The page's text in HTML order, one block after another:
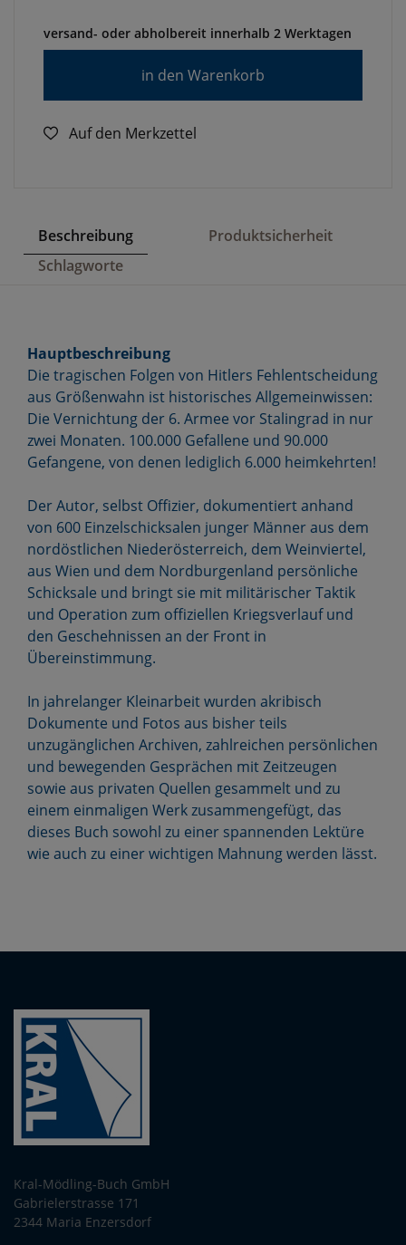
versand- oder abholbereit innerhalb 2 Werktagen
in den Warenkorb
Auf den Merkzettel
Beschreibung
Produktsicherheit
Schlagworte
Hauptbeschreibung
Die tragischen Folgen von Hitlers Fehlentscheidung
aus Größenwahn ist historisches Allgemeinwissen:
Die Vernichtung der 6. Armee vor Stalingrad in nur
zwei Monaten. 100.000 Gefallene und 90.000
Gefangene, von denen lediglich 6.000 heimkehrten!
Der Autor, selbst Offizier, dokumentiert anhand
von 600 Einzelschicksalen junger Männer aus dem
nordöstlichen Niederösterreich, dem Weinviertel,
aus Wien und dem Nordburgenland persönliche
Schicksale und bringt sie mit militärischer Taktik
und Operation zum offiziellen Kriegsverlauf und
den Geschehnissen an der Front in
Übereinstimmung.
In jahrelanger Kleinarbeit wurden akribisch
Dokumente und Fotos aus bisher teils
unzugänglichen Archiven, zahlreichen persönlichen
und bewegenden Gesprächen mit Zeitzeugen
sowie aus privaten Quellen gesammelt und zu
einem einmaligen Werk zusammengefügt, das
dieses Buch sowohl zu einer spannenden Lektüre
wie auch zu einer wichtigen Mahnung werden lässt.
Kral-Mödling-Buch GmbH
Gabrielerstrasse 171
2344 Maria Enzersdorf